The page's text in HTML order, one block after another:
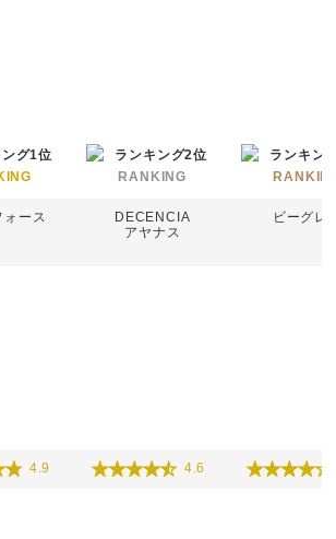
RANKING RANKING
ォース
DECENCIA
アヤナス
ビーグレン
4.9 4.6